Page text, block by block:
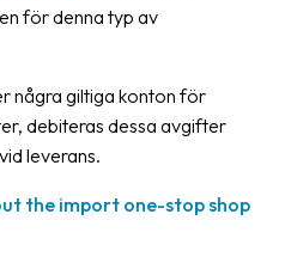
för denna typ av
några giltiga konton för
debiteras dessa avgifter
leverans.
the import one-stop shop